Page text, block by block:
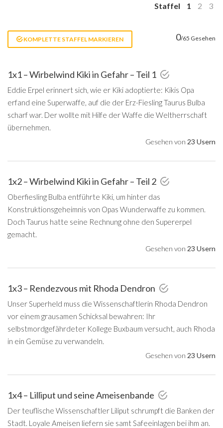
Staffel 1 2 3
KOMPLETTE STAFFEL MARKIEREN 0/65 Gesehen
1x1 – Wirbelwind Kiki in Gefahr – Teil 1
Eddie Erpel erinnert sich, wie er Kiki adoptierte: Kikis Opa
erfand eine Superwaffe, auf die der Erz-Fiesling Taurus Bulba
scharf war. Der wollte mit Hilfe der Waffe die Weltherrschaft
übernehmen.
Gesehen von 23 Usern
1x2 – Wirbelwind Kiki in Gefahr – Teil 2
Oberfiesling Bulba entführte Kiki, um hinter das
Konstruktionsgeheimnis von Opas Wunderwaffe zu kommen.
Doch Taurus hatte seine Rechnung ohne den Supererpel
gemacht.
Gesehen von 23 Usern
1x3 – Rendezvous mit Rhoda Dendron
Unser Superheld muss die Wissenschaftlerin Rhoda Dendron
vor einem grausamen Schicksal bewahren: Ihr
selbstmordgefährdeter Kollege Buxbaum versucht, auch Rhoda
in ein Gemüse zu verwandeln.
Gesehen von 23 Usern
1x4 – Lilliput und seine Ameisenbande
Der teuflische Wissenschaftler Liliput schrumpft die Banken der
Stadt. Loyale Ameisen liefern sie samt Safeeinlagen bei ihm an.